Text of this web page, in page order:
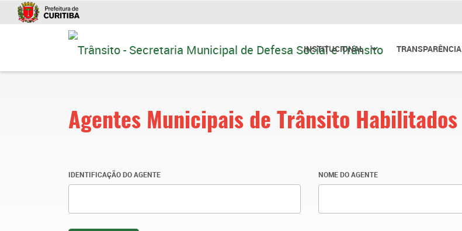
INSTITUCIONAL TRANSPARÊNCIA
Agentes Municipais de Trânsito Habilitados
IDENTIFICAÇÃO DO AGENTE NOME DO AGENTE